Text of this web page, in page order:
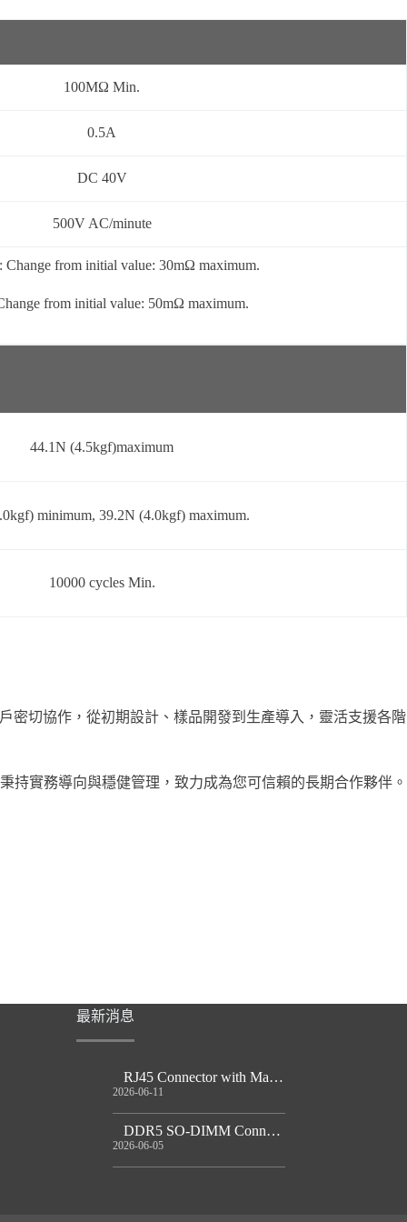
100MΩ Min.
0.5A
DC 40V
500V AC/minute
Change from initial value: 30mΩ maximum.
from initial value: 50mΩ maximum.
44.1N (4.5kgf)maximum
minimum, 39.2N (4.0kgf) maximum.
10000 cycles Min.
密切協作，從初期設計、樣品開發到生產導入，靈活支援各階
實務導向與穩健管理，致力成為您可信賴的長期合作夥伴。
最新消息
RJ45 Connector with Magnetics Guide
2026-06-11
DDR5 SO-DIMM Connector Guide
2026-06-05